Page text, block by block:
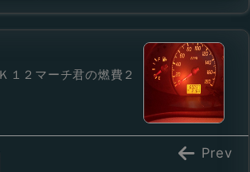
１２マーチ君の燃費２
Prev